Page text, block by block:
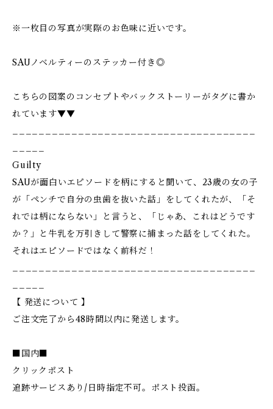
※一枚目の写真が実際のお色味に近いです。
SAUノベルティーのステッカー付き◎
こちらの図案のコンセプトやバックストーリーがタグに書か
れています▼▼
Guilty
SAUが面白いエピソードを柄にすると聞いて、23歳の女の子
が「ペンチで自分の虫歯を抜いた話」をしてくれたが、「そ
れでは柄にならない」と言うと、「じゃあ、これはどうです
か？」と牛乳を万引きして警察に捕まった話をしてくれた。
それはエピソードではなく前科だ！
【 発送について 】
ご注文完了から48時間以内に発送します。
■国内■
クリックポスト
追跡サービスあり/日時指定不可。ポスト投函。